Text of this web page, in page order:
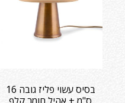
בסיס עשוי פליז גובה 16